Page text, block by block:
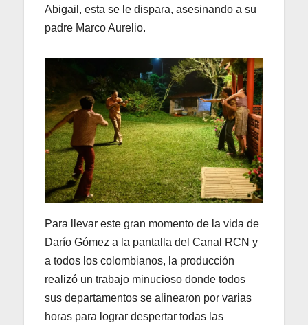
Abigail, esta se le dispara, asesinando a su
padre Marco Aurelio.
Para llevar este gran momento de la vida de
Darío Gómez a la pantalla del Canal RCN y
a todos los colombianos, la producción
realizó un trabajo minucioso donde todos
sus departamentos se alinearon por varias
horas para lograr despertar todas las